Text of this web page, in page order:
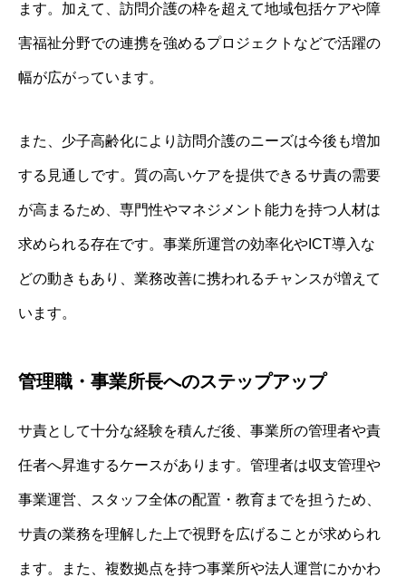
ます。加えて、訪問介護の枠を超えて地域包括ケアや障
害福祉分野での連携を強めるプロジェクトなどで活躍の
幅が広がっています。
また、少子高齢化により訪問介護のニーズは今後も増加
する見通しです。質の高いケアを提供できるサ責の需要
が高まるため、専門性やマネジメント能力を持つ人材は
求められる存在です。事業所運営の効率化やICT導入な
どの動きもあり、業務改善に携われるチャンスが増えて
います。
管理職・事業所長へのステップアップ
サ責として十分な経験を積んだ後、事業所の管理者や責
任者へ昇進するケースがあります。管理者は収支管理や
事業運営、スタッフ全体の配置・教育までを担うため、
サ責の業務を理解した上で視野を広げることが求められ
ます。また、複数拠点を持つ事業所や法人運営にかかわ